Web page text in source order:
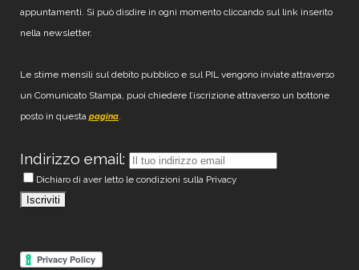
appuntamenti. Si può disdire in ogni momento cliccando sul link inserito
nella newsletter.
Le stime mensili sul debito pubblico e sul PIL vengono inviate attraverso
un Comunicato Stampa, puoi chiedere l’iscrizione attraverso un bottone
posto in questa pagina.
Indirizzo email:
Dichiaro di aver letto le condizioni sulla Privacy